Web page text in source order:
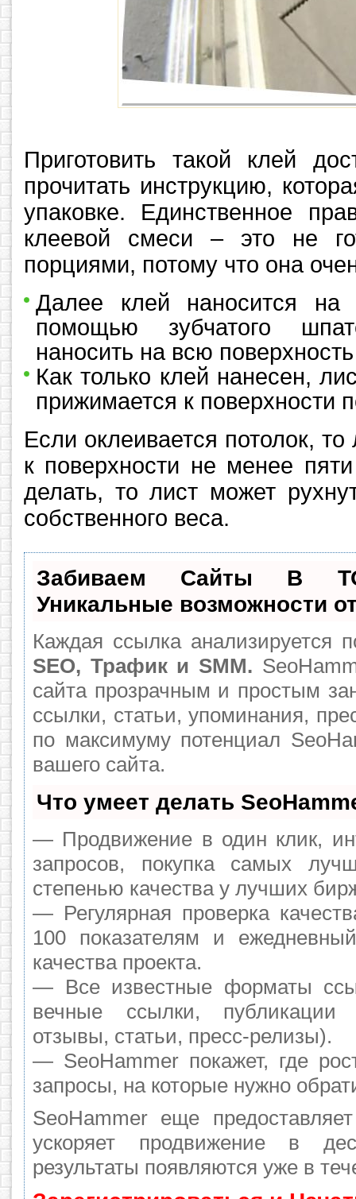
Приготовить такой клей
прочитать инструкцию,
упаковке. Единственное
клеевой смеси – это не
порциями, потому что она
Далее клей наносится на
помощью зубчатого
наносить на всю
Как только клей нанесен,
прижимается к поверхности
Если оклеивается потолок,
к поверхности не менее
делать, то лист может
собственного веса.
Забиваем Сайты В
Уникальные возможности
Каждая ссылка анализируется
SEO, Трафик и SMM.
сайта прозрачным и простым
ссылки, статьи, упоминания,
по максимуму потенциал
вашего сайта.
Что умеет делать
— Продвижение в один клик,
запросов, покупка самых
степенью качества у лучших
— Регулярная проверка
100 показателям и
качества проекта.
— Все известные форматы
вечные ссылки, публикации
отзывы, статьи, пресс-релизы).
— SeoHammer покажет, где
запросы, на которые нужно
SeoHammer еще
ускоряет продвижение в
результаты появляются уже в